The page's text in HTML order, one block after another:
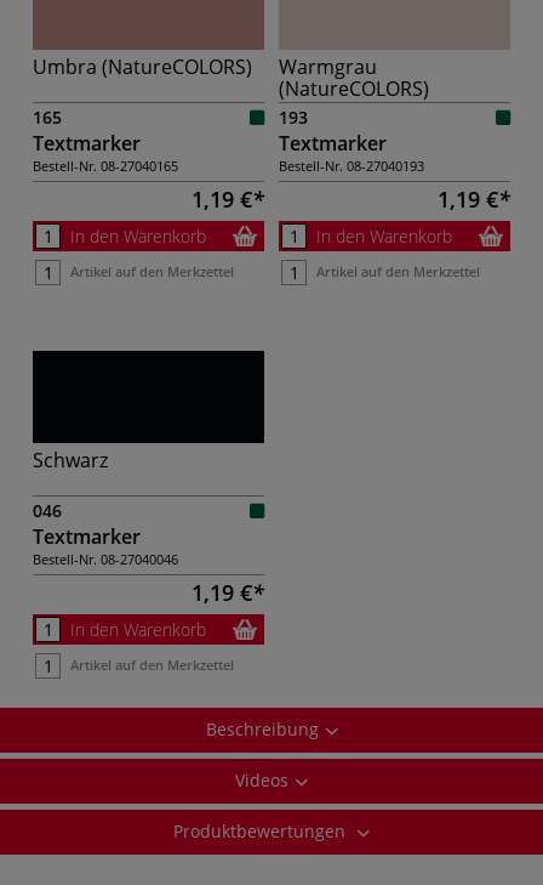
Umbra (NatureCOLORS)
165
Textmarker
Bestell-Nr. 08-27040165
1,19 €
In den Warenkorb
Artikel auf den Merkzettel
Warmgrau
(NatureCOLORS)
193
Textmarker
Bestell-Nr. 08-27040193
1,19 €
In den Warenkorb
Artikel auf den Merkzettel
Schwarz
046
Textmarker
Bestell-Nr. 08-27040046
1,19 €
In den Warenkorb
Artikel auf den Merkzettel
Beschreibung
Videos
Produktbewertungen